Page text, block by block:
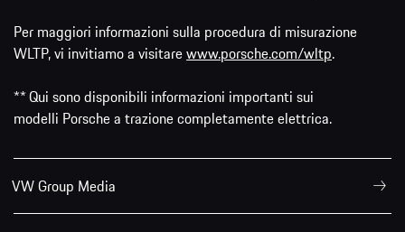
Per maggiori informazioni sulla procedura di misurazione
WLTP, vi invitiamo a visitarewww.porsche.com/wltp.
** Qui sono disponibili informazioni importanti sui
modelli Porsche a trazione completamente elettrica.
VW Group Media